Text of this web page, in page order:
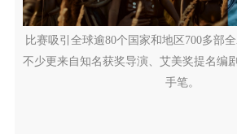
比赛吸引全球逾80个国家和地区700多部
不少更来自知名获奖导演、艾美奖提名编
手笔。